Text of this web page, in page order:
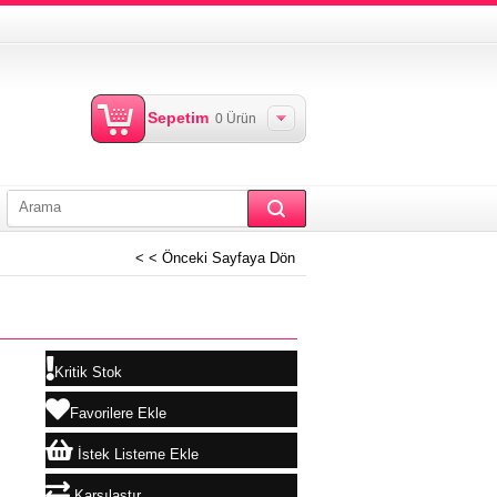
Sepetim 0 Ürün
< < Önceki Sayfaya Dön
Kritik Stok
Favorilere Ekle
İstek Listeme Ekle